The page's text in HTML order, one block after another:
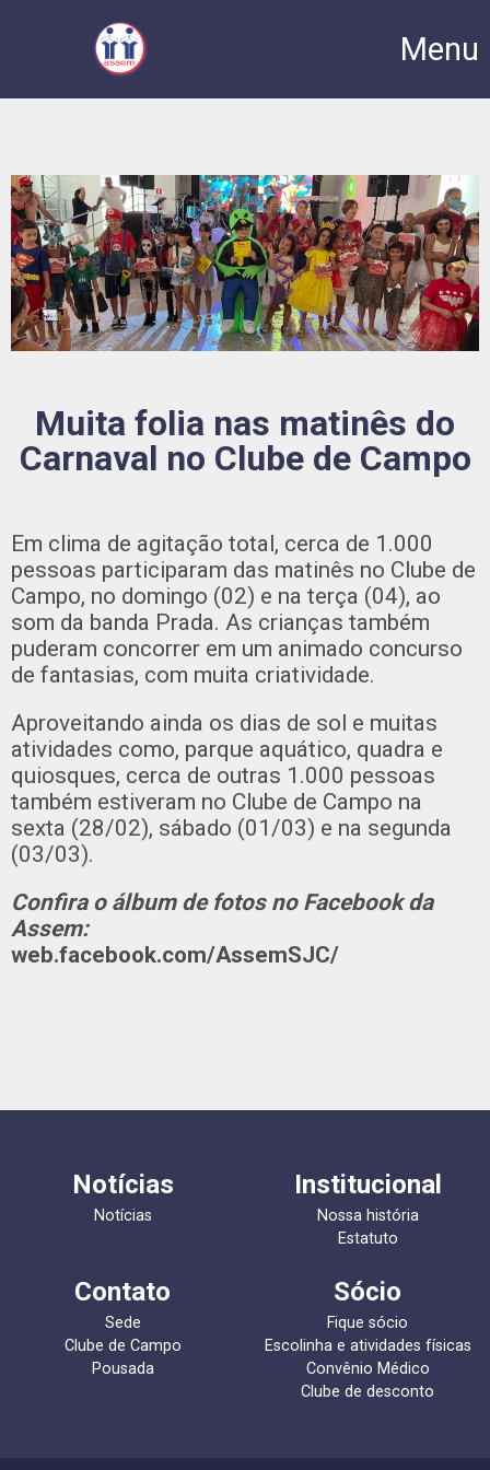
Menu
Muita folia nas matinês do
Carnaval no Clube de Campo
Em clima de agitação total, cerca de 1.000
pessoas participaram das matinês no Clube de
Campo, no domingo (02) e na terça (04), ao
som da banda Prada. As crianças também
puderam concorrer em um animado concurso
de fantasias, com muita criatividade.
Aproveitando ainda os dias de sol e muitas
atividades como, parque aquático, quadra e
quiosques, cerca de outras 1.000 pessoas
também estiveram no Clube de Campo na
sexta (28/02), sábado (01/03) e na segunda
(03/03).
Confira o álbum de fotos no Facebook da
Assem:
web.facebook.com/AssemSJC/
Notícias
Notícias
Institucional
Nossa história
Estatuto
Contato
Sede
Clube de Campo
Pousada
Sócio
Fique sócio
Escolinha e atividades físicas
Convênio Médico
Clube de desconto